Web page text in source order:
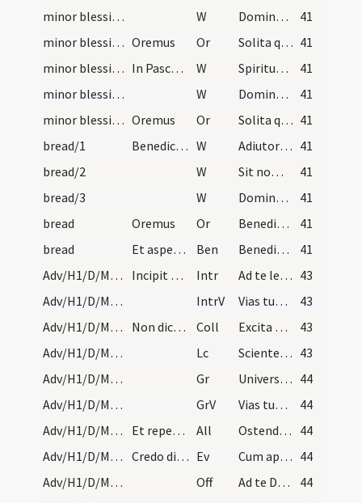
minor blessing of water/13
W Dominus vobiscum
41
minor blessing of water/6 Oremus Or Solita quaeumus Domine quos salvasti pietate custodi ... laetentur etiam tua sancta ascensione. 41
minor blessing of water/14
In Pascha Pentecostes dicitur: W Spiritus Sanctus procedens a Patre alleluia
41
minor blessing of water/15
W Dominus vobiscum
41
minor blessing of water/7 Oremus Or Solita quaeumus Domine quos salvasti pietate custodi ... laetentur etiam tua Sancti Spiritus immisione. 41
bread/1
Benedictio panis qui datur fidelibus in dominicis… W Adiutorium nostrum 41
bread/2
W Sit nomen
41
bread/3
W Dominus vobiscum
41
bread
Oremus Or Benedic Domine creaturam istam panis sicut benedixisti quinque panis ... accipiant sanitatem.
41
bread
Et aspergatur panis aqua benedicta. Deinde dicit… Ben Benedictio Dei Patris ... descendat et manea super hunc panem et super omnes ex eo gustantes.
41
Adv/H1/D/M2/Mass Propers
Incipit ordo missalis secundum consuetudinem eccl… Intr Ad te levavi animam meam 43
Adv/H1/D/M2/Mass Propers
IntrV Vias tuas Domine demonstra mihi
43
Adv/H1/D/M2/Mass Propers
Non dicatur Gloria in excelsis Deo in dominicis d… Coll Excita quaesumus Domine potentiam tuam et veni ut ab imminentibus
43
Adv/H1/D/M2/Mass Propers
Lc Scientes quia hora est iam nos de somno surgere 43
Adv/H1/D/M2/Mass Propers
Gr Universi qui te exspectant 44
Adv/H1/D/M2/Mass Propers
GrV Vias tuas Domine notas fac mihi
44
Adv/H1/D/M2/Mass Propers
Et repetatur semel alleluia et iste ordo observet… All Ostende nobis Domine misericordiam tuam 44
Adv/H1/D/M2/Mass Propers
Credo dicatur in diebus dominicis per totum annum… Ev Cum appropinquasset Iesus Hierosolymis 44
Adv/H1/D/M2/Mass Propers
Off Ad te Domine levavi animam meam
44